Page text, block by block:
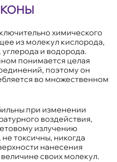
химического
из молекул кислорода,
и водорода.
понимается целая
поэтому он
во множественном
при изменении
воздействия,
излучению
токсичны, никогда
нанесения
своих молекул.